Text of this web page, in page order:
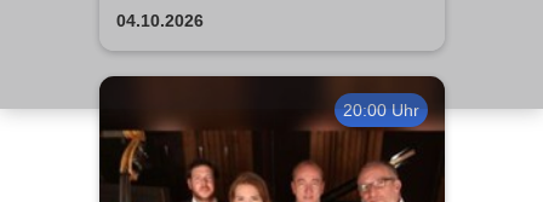
04.10.2026
20:00 Uhr